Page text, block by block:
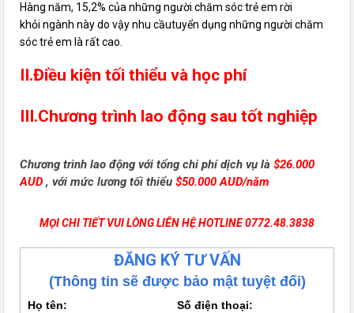
Hàng năm, 15,2% của những người chăm sóc trẻ em rời
khỏi ngành này do vậy nhu cầutuyển dụng những người chăm
sóc trẻ em là rất cao.
II.Điều kiện tối thiểu và học phí
III.Chương trình lao động sau tốt nghiệp
Chương trình lao động với tổng chi phí dịch vụ là$26.000
AUD , với mức lương tối thiểu$50.000 AUD/năm
MỌI CHI TIẾT VUI LÒNG LIÊN HỆ HOTLINE 0772.48.3838
ĐĂNG KÝ TƯ VẤN
(Thông tin sẽ được bảo mật tuyệt đối)
Họ tên: Số điện thoại: